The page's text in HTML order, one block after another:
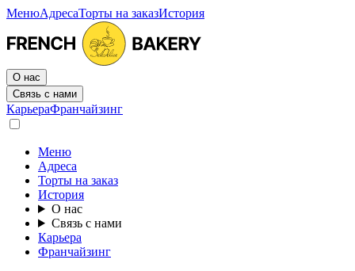
МенюАдресаТорты на заказИстория
О нас
Связь с нами
КарьераФранчайзинг
Меню
Адреса
Торты на заказ
История
О нас
Связь с нами
Карьера
Франчайзинг